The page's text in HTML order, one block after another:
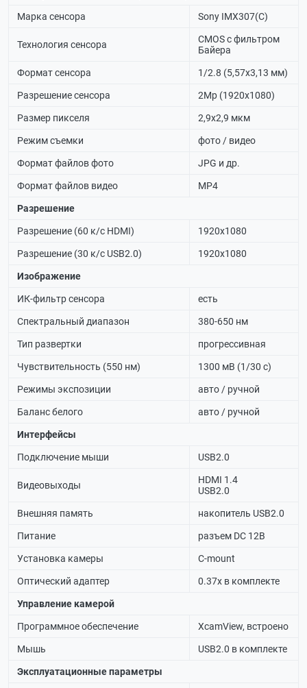
Марка сенсора Sony IMX307(С)
Технология сенсора
CMOS с фильтром
Байера
Формат сенсора 1/2.8 (5,57x3,13 мм)
Разрешение сенсора 2Мр (1920х1080)
Размер пикселя 2,9х2,9 мкм
Режим съемки фото / видео
Формат файлов фото JPG и др.
Формат файлов видео MP4
Разрешение
Разрешение (60 к/с HDMI) 1920х1080
Разрешение (30 к/с USB2.0) 1920х1080
Изображение
ИК-фильтр сенсора есть
Спектральный диапазон 380-650 нм
Тип развертки прогрессивная
Чувствительность (550 нм) 1300 мВ (1/30 с)
Режимы экспозиции авто / ручной
Баланс белого авто / ручной
Интерфейсы
Подключение мыши USB2.0
Видеовыходы
HDMI 1.4
USB2.0
Внешняя память накопитель USB2.0
Питание разъем DC 12В
Установка камеры C-mount
Оптический адаптер 0.37х в комплекте
Управление камерой
Программное обеспечение XcamView, встроено
Мышь USB2.0 в комплекте
Эксплуатационные параметры